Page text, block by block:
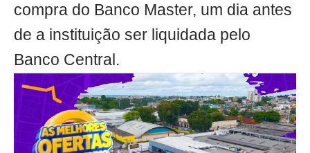
compra do Banco Master, um dia antes
de a instituição ser liquidada pelo
Banco Central.